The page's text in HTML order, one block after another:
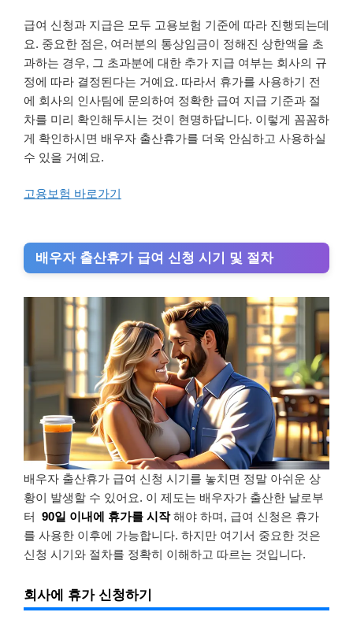
급여 신청과 지급은 모두 고용보험 기준에 따라 진행되는데
요. 중요한 점은, 여러분의 통상임금이 정해진 상한액을 초
과하는 경우, 그 초과분에 대한 추가 지급 여부는 회사의 규
정에 따라 결정된다는 거예요. 따라서 휴가를 사용하기 전
에 회사의 인사팀에 문의하여 정확한 급여 지급 기준과 절
차를 미리 확인해두시는 것이 현명하답니다. 이렇게 꼼꼼하
게 확인하시면 배우자 출산휴가를 더욱 안심하고 사용하실
수 있을 거예요.
고용보험 바로가기
배우자 출산휴가 급여 신청 시기 및 절차
배우자 출산휴가 급여 신청 시기를 놓치면 정말 아쉬운 상
황이 발생할 수 있어요. 이 제도는 배우자가 출산한 날로부
터 90일 이내에 휴가를 시작 해야 하며, 급여 신청은 휴가
를 사용한 이후에 가능합니다. 하지만 여기서 중요한 것은
신청 시기와 절차를 정확히 이해하고 따르는 것입니다.
회사에 휴가 신청하기